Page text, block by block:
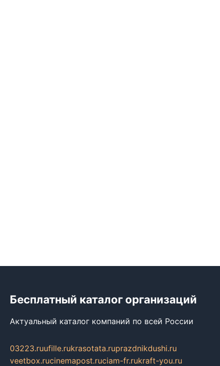
Бесплатный каталог организаций
Актуальный каталог компаний по всей России
03223.ruufille.rukrasotata.ruprazdnikdushi.ru
veetbox.rucinemapost.ruciam-fr.rukraft-you.ru